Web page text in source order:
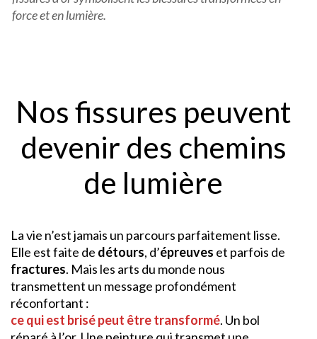
force et en lumière.
Nos fissures peuvent
devenir des chemins
de lumière
La vie n’est jamais un parcours parfaitement lisse.
Elle est faite de détours, d’épreuves et parfois de
fractures. Mais les arts du monde nous
transmettent un message profondément
réconfortant :
ce qui est brisé peut être transformé. Un bol